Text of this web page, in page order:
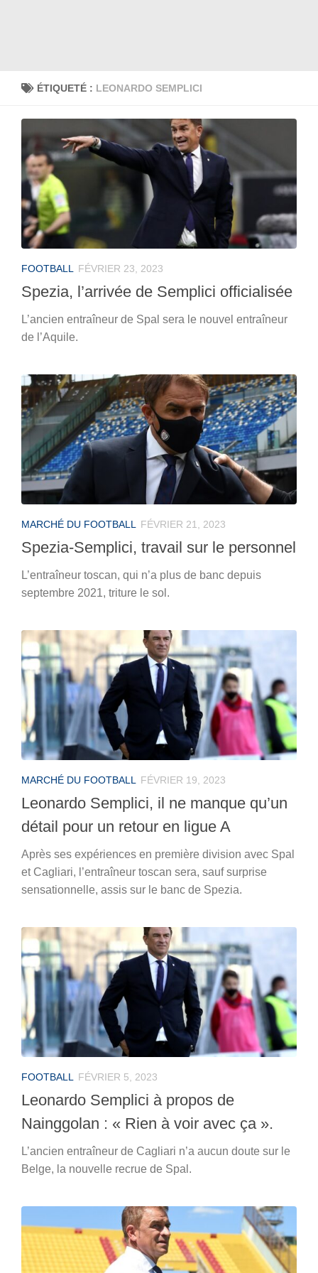
ÉTIQUETÉ : LEONARDO SEMPLICI
FOOTBALL FÉVRIER 23, 2023
Spezia, l’arrivée de Semplici officialisée
L’ancien entraîneur de Spal sera le nouvel entraîneur
de l’Aquile.
MARCHÉ DU FOOTBALL FÉVRIER 21, 2023
Spezia-Semplici, travail sur le personnel
L’entraîneur toscan, qui n’a plus de banc depuis
septembre 2021, triture le sol.
MARCHÉ DU FOOTBALL FÉVRIER 19, 2023
Leonardo Semplici, il ne manque qu’un
détail pour un retour en ligue A
Après ses expériences en première division avec Spal
et Cagliari, l’entraîneur toscan sera, sauf surprise
sensationnelle, assis sur le banc de Spezia.
FOOTBALL FÉVRIER 5, 2023
Leonardo Semplici à propos de
Nainggolan : « Rien à voir avec ça ».
L’ancien entraîneur de Cagliari n’a aucun doute sur le
Belge, la nouvelle recrue de Spal.